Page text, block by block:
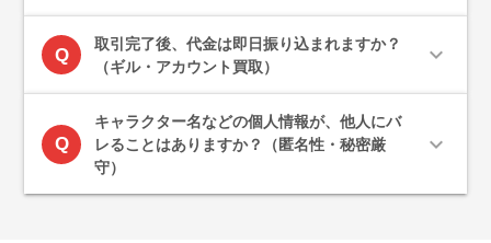
Q
取引完了後、代金は即日振り込まれますか？
（ギル・アカウント買取）
expand_more
Q
キャラクター名などの個人情報が、他人にバ
レることはありますか？（匿名性・秘密厳
守）
expand_more